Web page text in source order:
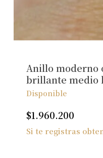
Anillo moderno
brillante medio
Disponible
$1.960.200
Si te registras